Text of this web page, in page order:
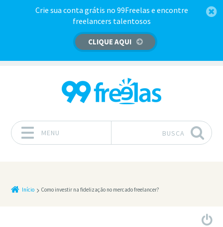
Crie sua conta grátis no 99Freelas e encontre
freelancers talentosos
CLIQUE AQUI
MENU BUSCA
Início Como investir na fidelização no mercado freelancer?